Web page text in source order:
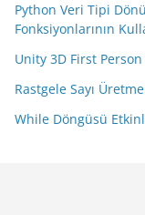
Python Veri Tipi
Fonksiyonlarının
Unity 3D First
Rastgele Sayı
While Döngüsü